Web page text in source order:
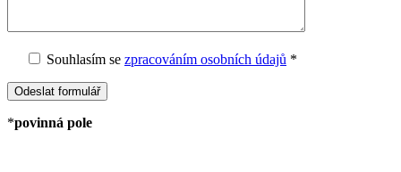
Souhlasím se zpracováním osobních údajů *
*povinná pole